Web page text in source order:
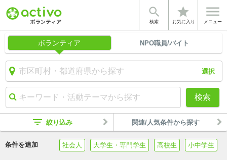

検索
star
お気に入り

メニュー
ボランティア NPO職員/バイト
選択
検索
filter_list 絞り込み 関連/人気条件から探す
条件を追加 社会人 大学生・専門学生 高校生 小中学生